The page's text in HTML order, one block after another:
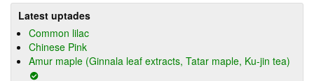
Latest uptades
Common lilac
Chinese Pink
Amur maple (Ginnala leaf extracts, Tatar maple, Ku-jin tea)